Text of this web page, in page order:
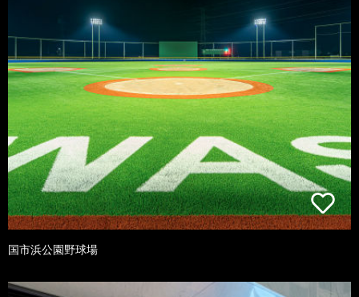
国市浜公園野球場